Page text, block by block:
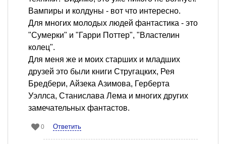
Вампиры и колдуны - вот что интересно.
Для многих молодых людей фантастика - это
"Сумерки" и "Гарри Поттер", "Властелин
колец".
Для меня же и моих старших и младших
друзей это были книги Стругацких, Рея
Бредбери, Айзека Азимова, Герберта
Уэллса, Станислава Лема и многих других
замечательных фантастов.
0 Ответить